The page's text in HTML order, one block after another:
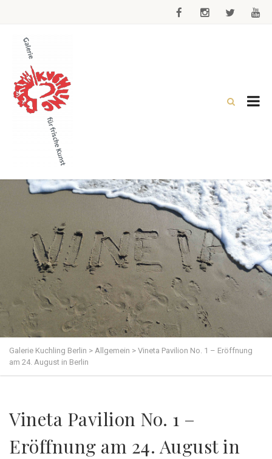
Galerie Kuchling Berlin > Allgemein > Vineta Pavilion No. 1 – Eröffnung
am 24. August in Berlin
Vineta Pavilion No. 1 –
Eröffnung am 24. August in